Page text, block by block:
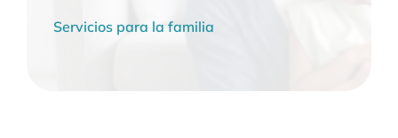
Servicios para la familia